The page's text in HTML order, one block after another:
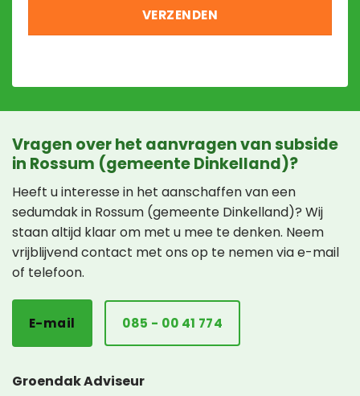
Vragen over het aanvragen van subside
in Rossum (gemeente Dinkelland)?
Heeft u interesse in het aanschaffen van een
sedumdak in Rossum (gemeente Dinkelland)? Wij
staan altijd klaar om met u mee te denken. Neem
vrijblijvend contact met ons op te nemen via e-mail
of telefoon.
E-mail 085 - 00 41 774
Groendak Adviseur